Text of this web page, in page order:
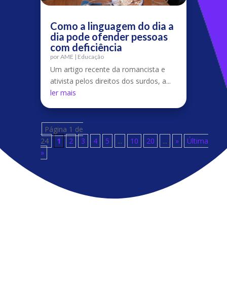
Como a linguagem do dia a
dia pode ofender pessoas
com deficiência
porAME | Educação
Um artigo recente da romancista e
ativista pelos direitos dos surdos, a...
ler mais
Página 1 de
24
1 2 3 4 5 ... 10 20 ... »
Última
»